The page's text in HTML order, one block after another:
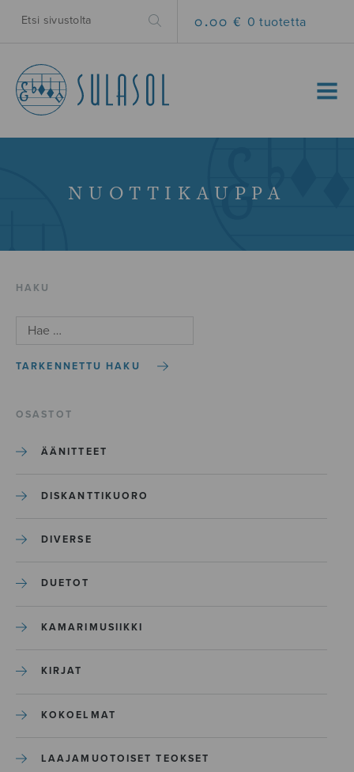
0.00 € 0 tuotetta
MENU
NUOTTIKAUPPA
HAKU
TARKENNETTU HAKU
OSASTOT
ÄÄNITTEET
DISKANTTIKUORO
DIVERSE
DUETOT
KAMARIMUSIIKKI
KIRJAT
KOKOELMAT
LAAJAMUOTOISET TEOKSET